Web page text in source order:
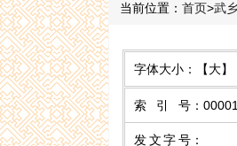
当前位置： 首页>武
字体大小： 【大】
索 引 号 ：
发文字号 ：